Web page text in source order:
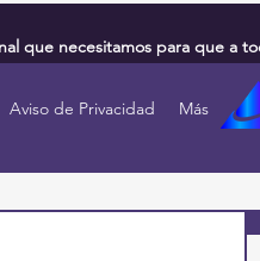
que necesitamos para que a
Aviso de Privacidad Más